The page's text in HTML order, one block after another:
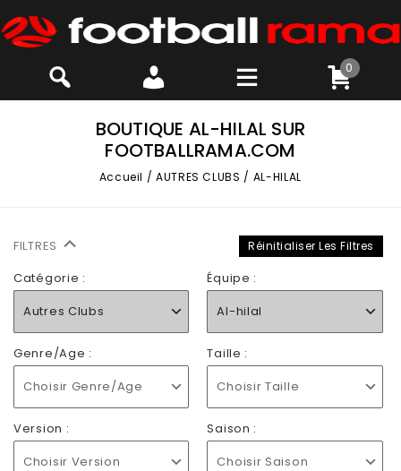
0
BOUTIQUE AL-HILAL SUR
FOOTBALLRAMA.COM
Accueil /AUTRES CLUBS / AL-HILAL
FILTRES Réinitialiser Les Filtres
Catégorie :
Autres Clubs
Équipe :
Al-hilal
Genre/Age :
Choisir Genre/Age
Taille :
Choisir Taille
Version :
Choisir Version
Saison :
Choisir Saison